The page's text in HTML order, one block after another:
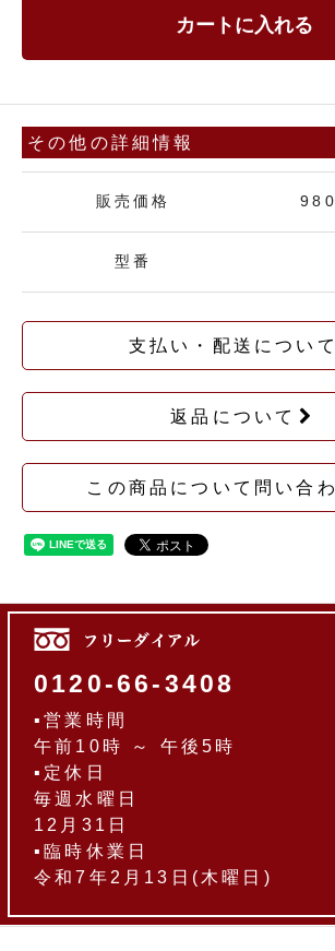
カートに入れる
その他の詳細情報
販売価格
型番
支払い・配送について
返品について
この商品について問い合
0120-66-3408
▪営業時間
午前10時 ～ 午後5時
▪定休日
毎週水曜日
12月31日
▪臨時休業日
令和7年2月13日(木曜日)